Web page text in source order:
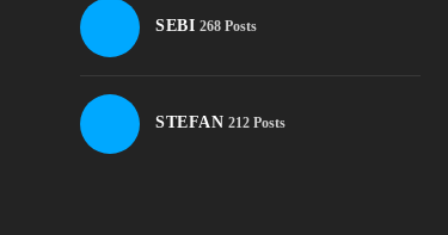
SEBI 268 Posts
STEFAN 212 Posts